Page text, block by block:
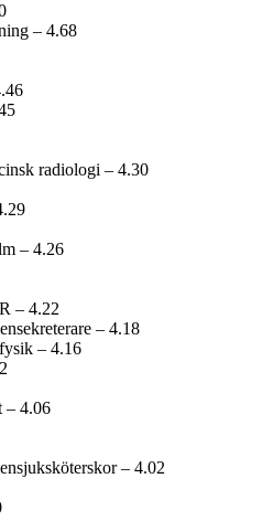
– 4.68
radiologi – 4.30
– 4.26
– 4.22
– 4.18
– 4.16
– 4.06
– 4.02